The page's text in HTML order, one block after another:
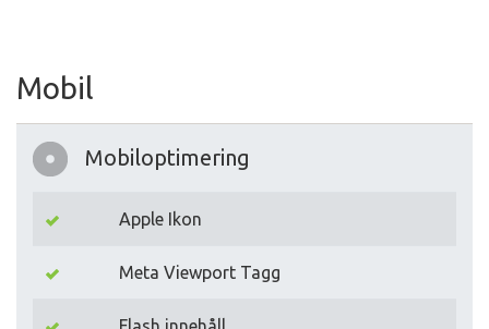
Mobil
Mobiloptimering
Apple Ikon
Meta Viewport Tagg